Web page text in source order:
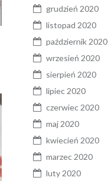
grudzień 2020
listopad 2020
październik 2020
wrzesień 2020
sierpień 2020
lipiec 2020
czerwiec 2020
maj 2020
kwiecień 2020
marzec 2020
luty 2020